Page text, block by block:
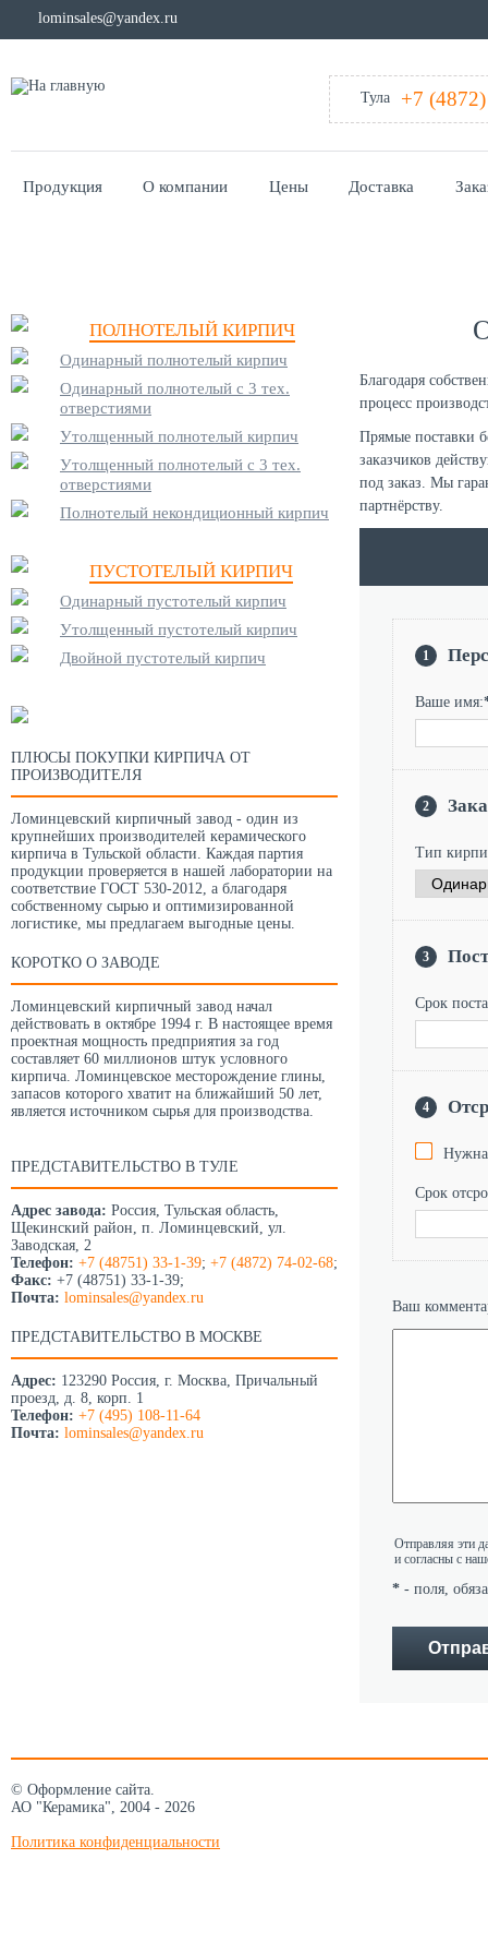
lominsales@yandex.ru
Тула +7
Продукция О компании Цены Доставка
Благодаря
процесс
Прямые поставки
заказчиков
под заказ. Мы
партнёрству.
1
Ваше имя:
2
Тип
3
Срок
4
Нужна
Срок
Ваш
Отправляя эти
и согласны с
* - поля,
ПОЛНОТЕЛЫЙ КИРПИЧ
Одинарный полнотелый кирпич
Одинарный полнотелый с 3 тех.
отверстиями
Утолщенный полнотелый кирпич
Утолщенный полнотелый с 3 тех.
отверстиями
Полнотелый некондиционный кирпич
ПУСТОТЕЛЫЙ КИРПИЧ
Одинарный пустотелый кирпич
Утолщенный пустотелый кирпич
Двойной пустотелый кирпич
ПЛЮСЫ ПОКУПКИ КИРПИЧА ОТ
ПРОИЗВОДИТЕЛЯ
Ломинцевский кирпичный завод - один из
крупнейших производителей керамического
кирпича в Тульской области. Каждая партия
продукции проверяется в нашей лаборатории на
соответствие ГОСТ 530-2012, а благодаря
собственному сырью и оптимизированной
логистике, мы предлагаем выгодные цены.
КОРОТКО О ЗАВОДЕ
Ломинцевский кирпичный завод начал
действовать в октябре 1994 г. В настоящее время
проектная мощность предприятия за год
составляет 60 миллионов штук условного
кирпича. Ломинцевское месторождение глины,
запасов которого хватит на ближайший 50 лет,
является источником сырья для производства.
ПРЕДСТАВИТЕЛЬСТВО В ТУЛЕ
Адрес завода: Россия, Тульская область,
Щекинский район, п. Ломинцевский, ул.
Заводская, 2
Телефон: +7 (48751) 33-1-39; +7 (4872) 74-02-68;
Факс: +7 (48751) 33-1-39;
Почта: lominsales@yandex.ru
ПРЕДСТАВИТЕЛЬСТВО В МОСКВЕ
Адрес: 123290 Россия, г. Москва, Причальный
проезд, д. 8, корп. 1
Телефон: +7 (495) 108-11-64
Почта: lominsales@yandex.ru
© Оформление сайта.
АО "Керамика", 2004 - 2026
Политика конфиденциальности